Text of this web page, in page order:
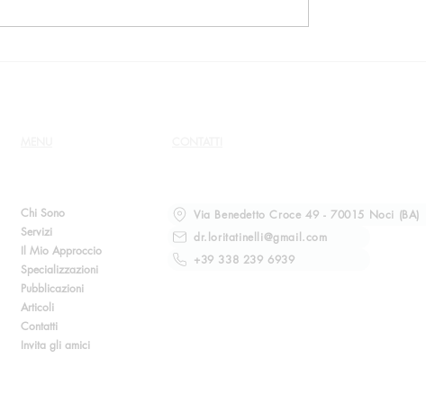
sono collegati
setta poligama racconta la
Chi Sono
Servizi
Il Mio Approccio
Specializzazioni
Pubblicazioni
Articoli
Contatti
Invita gli amici
Via Benedetto Croce 49 - 70015 Noci (BA)
dr.loritatinelli@gmail.com
+39 338 239 6939